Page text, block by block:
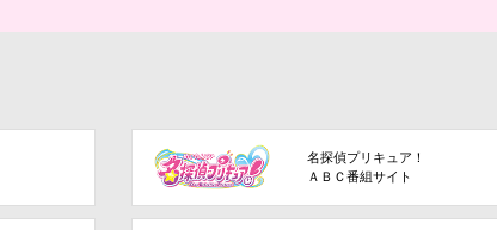
名探偵プリキュア！
ＡＢＣ番組サイト